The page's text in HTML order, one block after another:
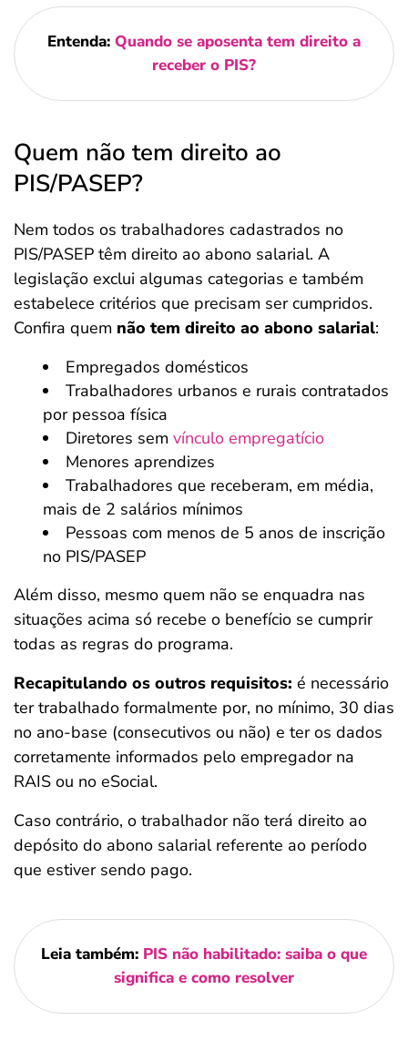
Entenda: Quando se aposenta tem direito a
receber o PIS?
Quem não tem direito ao
PIS/PASEP?
Nem todos os trabalhadores cadastrados no
PIS/PASEP têm direito ao abono salarial. A
legislação exclui algumas categorias e também
estabelece critérios que precisam ser cumpridos.
Confira quem não tem direito ao abono salarial:
Empregados domésticos
Trabalhadores urbanos e rurais contratados
por pessoa física
Diretores sem vínculo empregatício
Menores aprendizes
Trabalhadores que receberam, em média,
mais de 2 salários mínimos
Pessoas com menos de 5 anos de inscrição
no PIS/PASEP
Além disso, mesmo quem não se enquadra nas
situações acima só recebe o benefício se cumprir
todas as regras do programa.
Recapitulando os outros requisitos: é necessário
ter trabalhado formalmente por, no mínimo, 30 dias
no ano-base (consecutivos ou não) e ter os dados
corretamente informados pelo empregador na
RAIS ou no eSocial.
Caso contrário, o trabalhador não terá direito ao
depósito do abono salarial referente ao período
que estiver sendo pago.
Leia também: PIS não habilitado: saiba o que
significa e como resolver